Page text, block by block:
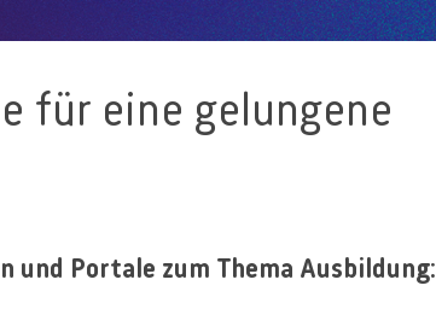
für eine gelungene
Portale zum Thema Ausbildung: